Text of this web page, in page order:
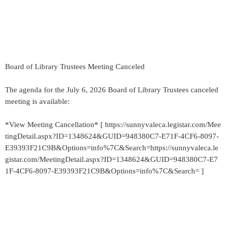
Board of Library Trustees Meeting Canceled
The agenda for the July 6, 2026 Board of Library Trustees canceled
meeting is available:
*View Meeting Cancellation* [ https://sunnyvaleca.legistar.com/Mee
tingDetail.aspx?ID=1348624&GUID=948380C7-E71F-4CF6-8097-
E39393F21C9B&Options=info%7C&Search=https://sunnyvaleca.le
gistar.com/MeetingDetail.aspx?ID=1348624&GUID=948380C7-E7
1F-4CF6-8097-E39393F21C9B&Options=info%7C&Search= ]